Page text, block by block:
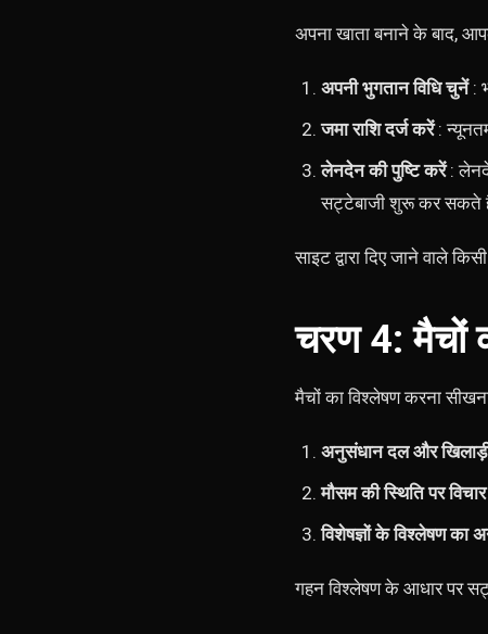
अपना खाता बनाने के बाद,
अपनी भुगतान विधि चुनें:
जमा राशि दर्ज करें:
लेनदेन की पुष्टि करें:
सट्टेबाजी शुरू कर सकते
साइट द्वारा दिए जाने वाले
चरण 4: मैचों
मैचों का विश्लेषण करना
अनुसंधान दल और
मौसम की स्थिति पर
विशेषज्ञों के विश्लेषण का
गहन विश्लेषण के आधार पर